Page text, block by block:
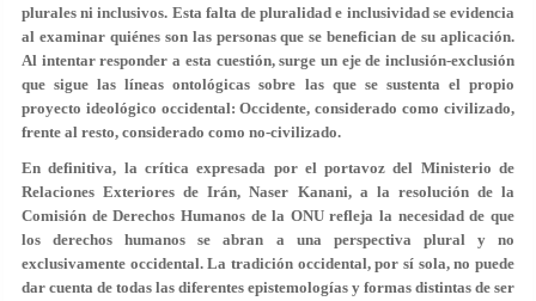
plurales ni inclusivos. Esta falta de pluralidad e inclusividad se evidencia
al examinar quiénes son las personas que se benefician de su aplicación.
Al intentar responder a esta cuestión, surge un eje de inclusión-exclusión
que sigue las líneas ontológicas sobre las que se sustenta el propio
proyecto ideológico occidental: Occidente, considerado como civilizado,
frente al resto, considerado como no-civilizado.
En definitiva, la crítica expresada por el portavoz del Ministerio de
Relaciones Exteriores de Irán, Naser Kanani, a la resolución de la
Comisión de Derechos Humanos de la ONU refleja la necesidad de que
los derechos humanos se abran a una perspectiva plural y no
exclusivamente occidental. La tradición occidental, por sí sola, no puede
dar cuenta de todas las diferentes epistemologías y formas distintas de ser